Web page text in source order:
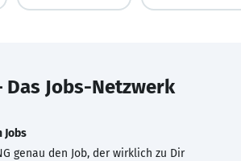
Das Jobs-Netzwerk
Jobs
genau den Job, der wirklich zu Dir